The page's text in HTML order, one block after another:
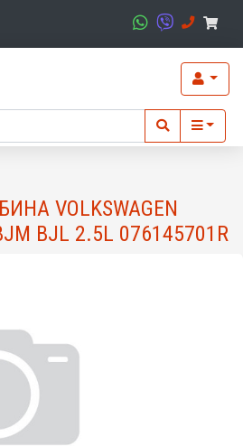
VOLKSWAGEN
BJL 2.5L 076145701R